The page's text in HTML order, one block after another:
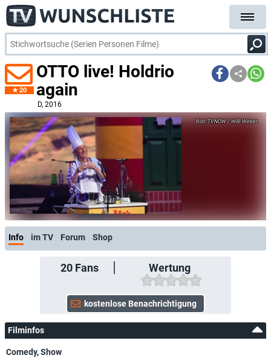
20
OTTO live! Holdrio
again
D, 2016
TVNOW / Willi Weber
Info im TV Forum Shop
20Fans Wertung
Filminfos
Comedy,Show